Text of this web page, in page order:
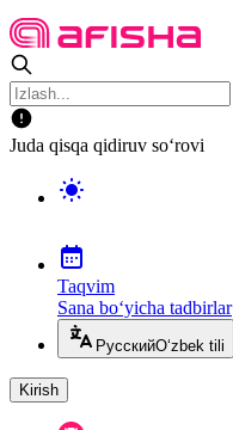
Juda qisqa qidiruv so‘rovi
Taqvim
Sana bo‘yicha tadbirlar
РусскийO‘zbek tili
Kirish